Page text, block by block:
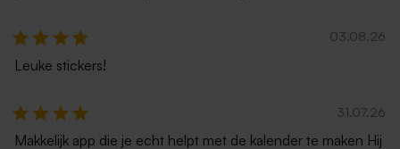
03.08.26
Leuke stickers!
31.07.26
Makkelijk app die je echt helpt met de kalender te maken Hij